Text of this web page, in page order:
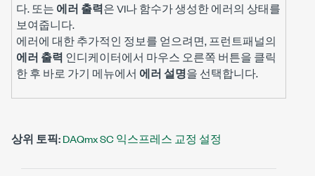
다. 또는 에러 출력은 VI나 함수가 생성한 에러의 상태를
보여줍니다.
에러에 대한 추가적인 정보를 얻으려면, 프런트패널의
에러 출력 인디케이터에서 마우스 오른쪽 버튼을 클릭
한 후 바로 가기 메뉴에서 에러 설명을 선택합니다.
상위 토픽:DAQmx SC 익스프레스 교정 설정